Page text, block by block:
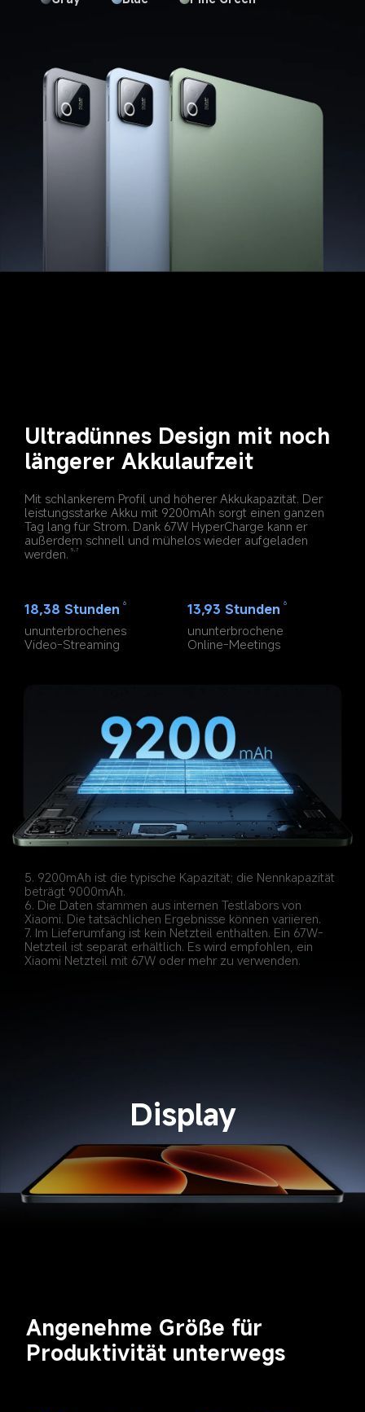
Ultradünnes Design mit noch
längerer Akkulaufzeit
Mit schlankerem Profil und höherer Akkukapazität. Der
leistungsstarke Akku mit 9200mAh sorgt einen ganzen
Tag lang für Strom. Dank 67W HyperCharge kann er
außerdem schnell und mühelos wieder aufgeladen
werden. 5,7
18,38 Stunden 6
ununterbrochenes
Video-Streaming
13,93 Stunden 6
ununterbrochene
Online-Meetings
5. 9200mAh ist die typische Kapazität; die Nennkapazität
beträgt 9000mAh.
6. Die Daten stammen aus internen Testlabors von
7. Im Lieferumfang ist kein Netzteil enthalten. Ein 67W-
Netzteil ist separat erhältlich. Es wird empfohlen, ein
Xiaomi Netzteil mit 67W oder mehr zu verwenden.
Display
Angenehme Größe für
Produktivität unterwegs